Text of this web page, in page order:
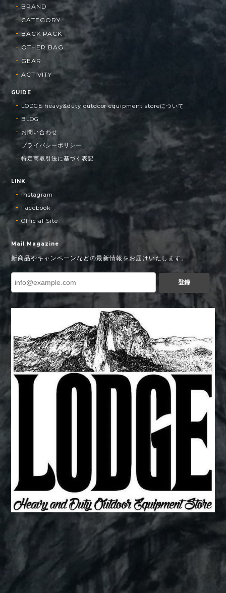
BRAND
CATEGORY
BACK PACK
OTHER BAG
GEAR
ACTIVITY
GUIDE
LODGE heavy&duty outdoor equipment storeについて
BLOG
お問い合わせ
プライバシーポリシー
特定商取引法に基づく表記
LINK
Instagram
Facebook
Official Site
Mail Magazine
新商品やキャンペーンなどの最新情報をお届けいたします。
登録